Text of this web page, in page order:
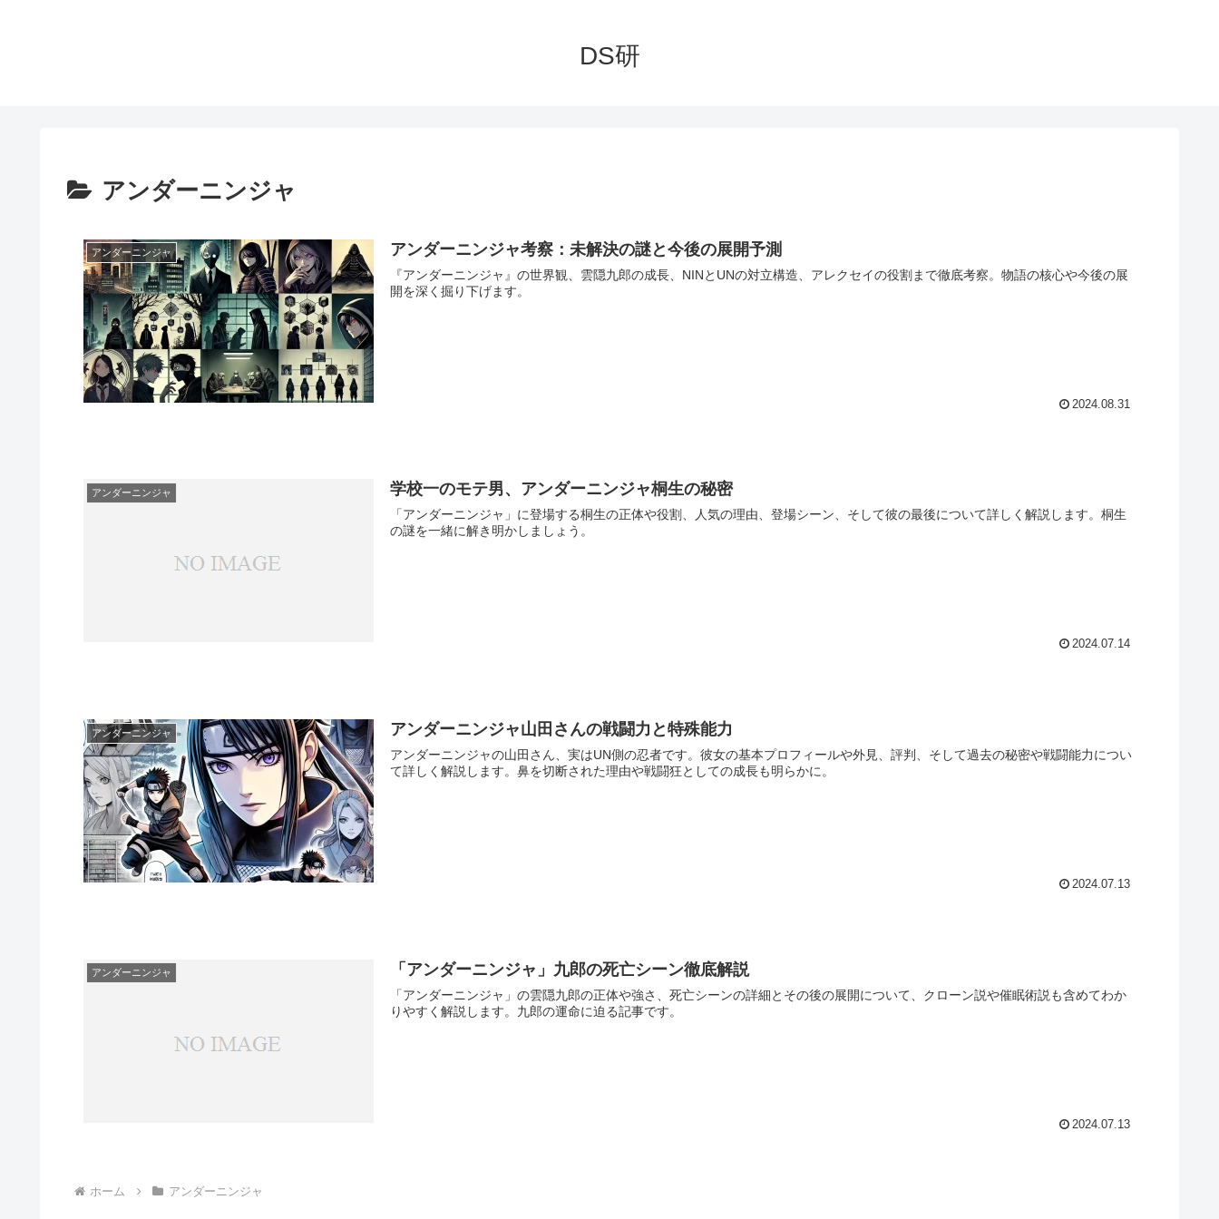
DS研
アンダーニンジャ
アンダーニンジャ アンダーニンジャ考察：未解決の謎と今後の展開予測
『アンダーニンジャ』の世界観、雲隠九郎の成長、NINとUNの対立構造、アレクセイの役割まで徹底考察。物語の核心や今後の展
開を深く掘り下げます。
2024.08.31
アンダーニンジャ 学校一のモテ男、アンダーニンジャ桐生の秘密
「アンダーニンジャ」に登場する桐生の正体や役割、人気の理由、登場シーン、そして彼の最後について詳しく解説します。桐生
の謎を一緒に解き明かしましょう。
2024.07.14
アンダーニンジャ アンダーニンジャ山田さんの戦闘力と特殊能力
アンダーニンジャの山田さん、実はUN側の忍者です。彼女の基本プロフィールや外見、評判、そして過去の秘密や戦闘能力につい
て詳しく解説します。鼻を切断された理由や戦闘狂としての成長も明らかに。
2024.07.13
アンダーニンジャ 「アンダーニンジャ」九郎の死亡シーン徹底解説
「アンダーニンジャ」の雲隠九郎の正体や強さ、死亡シーンの詳細とその後の展開について、クローン説や催眠術説も含めてわか
りやすく解説します。九郎の運命に迫る記事です。
2024.07.13
ホーム アンダーニンジャ